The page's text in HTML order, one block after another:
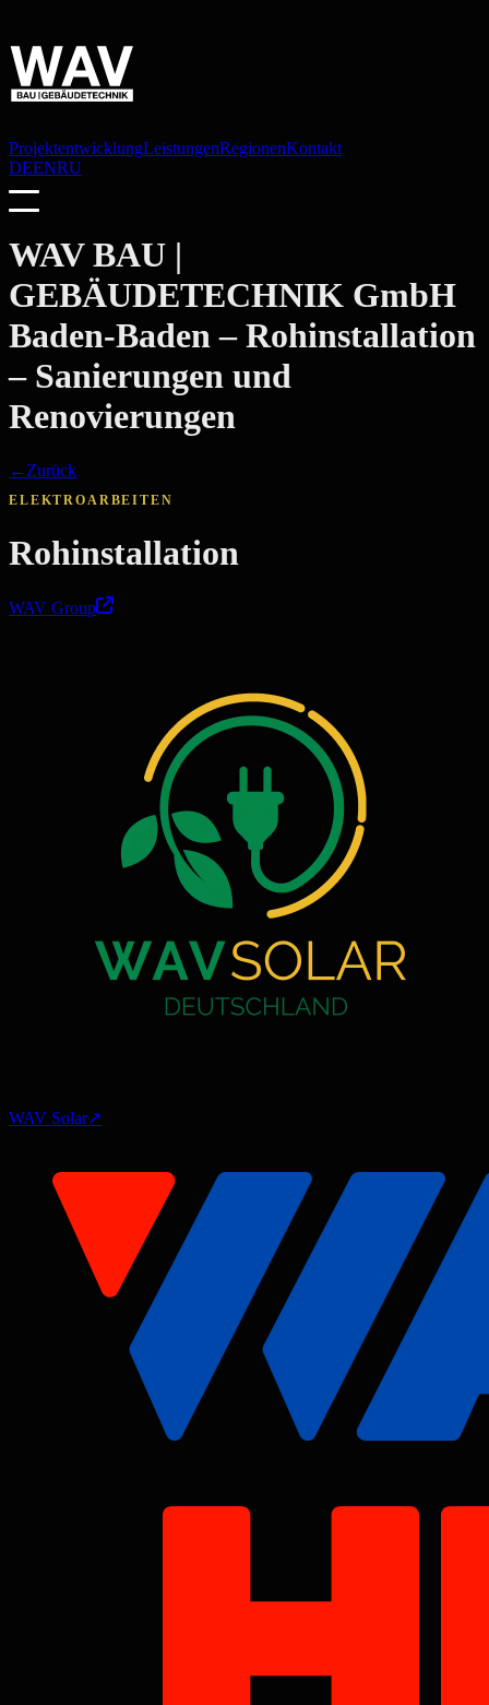
ProjektentwicklungLeistungenRegionenKontakt
DEENRU
WAV BAU |
GEBÄUDETECHNIK GmbH
Baden-Baden– Rohinstallation
– Sanierungen und
Renovierungen
← Zurück
ELEKTROARBEITEN
Rohinstallation
WAV Group
WAV Solar↗